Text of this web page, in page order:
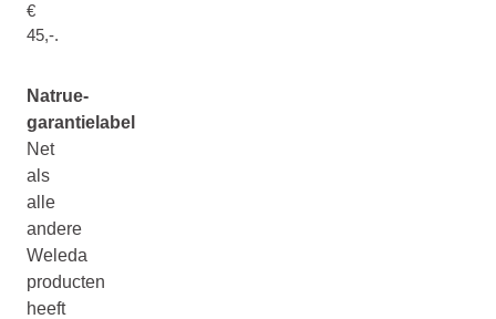
€
45,-.
Natrue-
garantielabel
Net
als
alle
andere
Weleda
producten
heeft